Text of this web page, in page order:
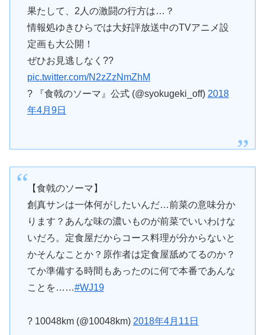
果たして、2人の激闘の行方は…？
情報処ゆきひらでは大好評放送中のTVアニメ設
定画も大公開！
ぜひお見逃しなく??
pic.twitter.com/N2zZzNmZhM
? 『食戟のソーマ』公式 (@syokugeki_off) 2018
年4月9日
【食戟のソーマ】
創真サンは一体何がしたいんだ…前菜の意味分か
ります？あんな味の濃いものが前菜でいいわけな
いだろ。定食屋だからコース料理が分からないと
かそんなことか？原作者は定食屋舐めてるのか？
てか準備する時間もあったのに何で本番であんな
ことを……#WJ19
? 10048km (@10048km) 2018年4月11日